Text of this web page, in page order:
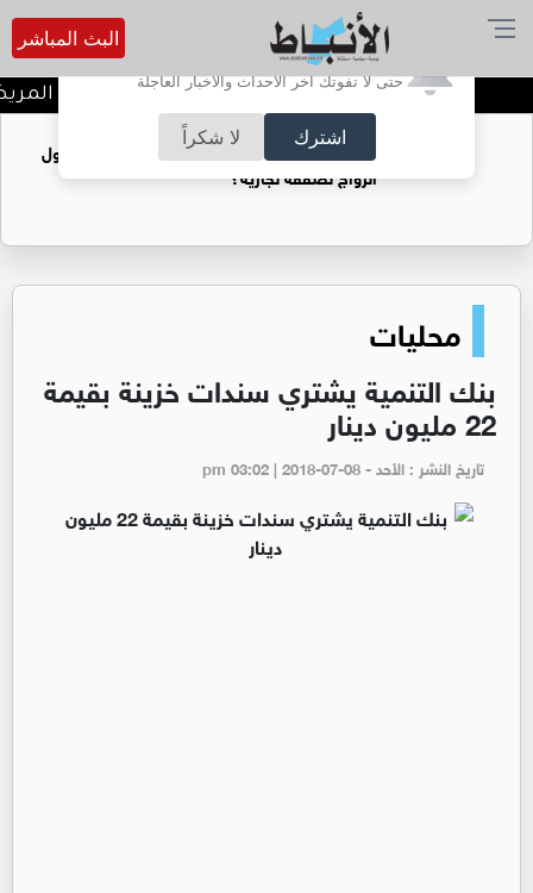
أترغب في تفعيل الإشعارات؟
حتى لا تفوتك آخر الأحداث والأخبار العاجلة
اشترك لا شكراً
البث المباشر
نتائج المختبر ممتازة، لكن
فتيات يستغللنه لتحقيق مكاسب مادية.. هل تحول
الزواج لصفقة تجارية؟
محليات
بنك التنمية يشتري سندات خزينة بقيمة
22 مليون دينار
تاريخ النشر : الأحد - pm 03:02 | 2018-07-08